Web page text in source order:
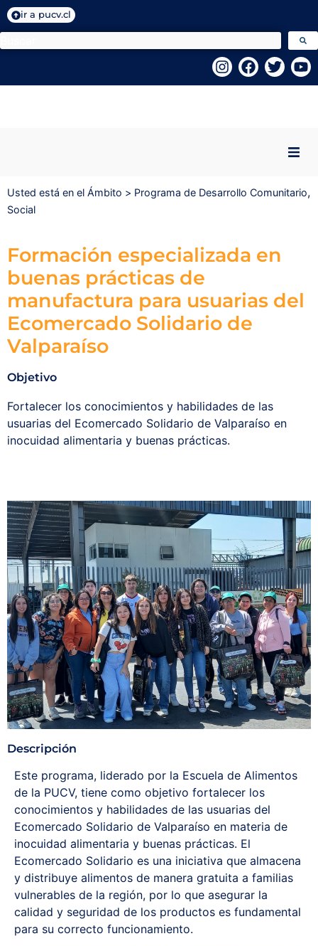
ir a pucv.cl
Programas VcM
Centros PUCV
Redes y Alianzas
Fondo Concursable
Recursos
Usted está en el Ámbito > Programa de Desarrollo Comunitario,
Social
Formación especializada en
buenas prácticas de
manufactura para usuarias del
Ecomercado Solidario de
Valparaíso
Objetivo
Fortalecer los conocimientos y habilidades de las
usuarias del Ecomercado Solidario de Valparaíso en
inocuidad alimentaria y buenas prácticas.
Descripción
Este programa, liderado por la Escuela de Alimentos
de la PUCV, tiene como objetivo fortalecer los
conocimientos y habilidades de las usuarias del
Ecomercado Solidario de Valparaíso en materia de
inocuidad alimentaria y buenas prácticas. El
Ecomercado Solidario es una iniciativa que almacena
y distribuye alimentos de manera gratuita a familias
vulnerables de la región, por lo que asegurar la
calidad y seguridad de los productos es fundamental
para su correcto funcionamiento.